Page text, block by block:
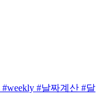
#weekly #날짜계산 #달